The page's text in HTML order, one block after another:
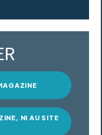
NI AU SITE